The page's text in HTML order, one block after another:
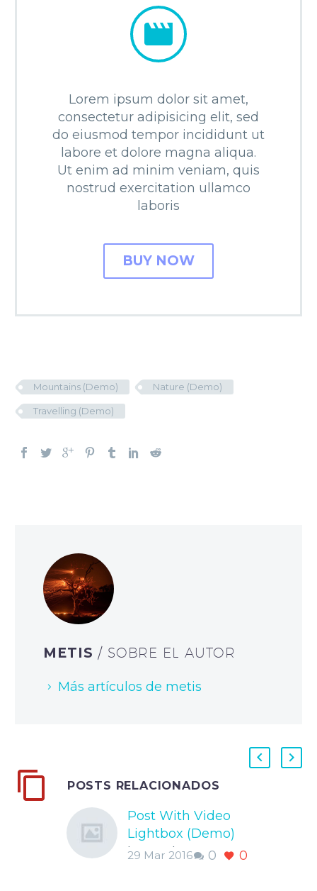


Lorem ipsum dolor sit amet,
consectetur adipisicing elit, sed
do eiusmod tempor incididunt ut
labore et dolore magna aliqua.
Ut enim ad minim veniam, quis
nostrud exercitation ullamco
laboris
BUY NOW
Mountains (Demo) Nature (Demo)
Travelling (Demo)
METIS / SOBRE EL AUTOR
Más artículos de metis
POSTS RELACIONADOS
Post With Video
Lightbox (Demo)
Lorem Ipsum.
0 0
29 Mar 2016